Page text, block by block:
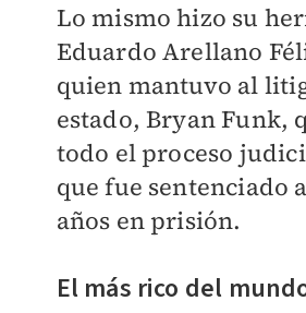
Lo mismo hizo su
Eduardo Arellano
quien mantuvo al
estado, Bryan Funk,
todo el proceso
que fue sentenciado
años en prisión.
El más rico del